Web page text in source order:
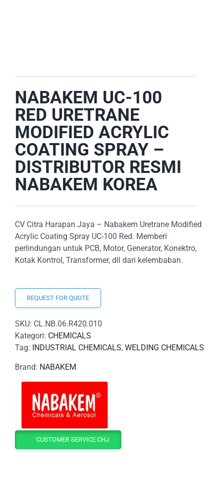
FOR:
NABAKEM UC-100
RED URETRANE
MODIFIED ACRYLIC
COATING SPRAY –
DISTRIBUTOR RESMI
NABAKEM KOREA
CV Citra Harapan Jaya – Nabakem Uretrane Modified
Acrylic Coating Spray UC-100 Red. Memberi
perlindungan untuk PCB, Motor, Generator, Konektro,
Kotak Kontrol, Transformer, dll dari kelembaban.
REQUEST FOR QUOTE
SKU: CL.NB.06.R420.010
Kategori: CHEMICALS
Tag: INDUSTRIAL CHEMICALS, WELDING CHEMICALS
Brand: NABAKEM
CUSTOMER SERVICE CHJ